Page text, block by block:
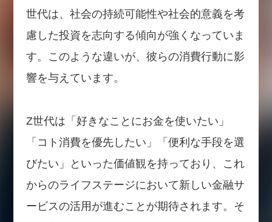
世代は、社会の持続可能性や社会的意義を考
慮した投資を志向する傾向が強くなっていま
す。このような違いが、彼らの消費行動に影
響を与えています。
Z世代は「好きなことにお金を使いたい」
「コト消費を優先したい」「便利な手段を選
びたい」といった価値観を持っており、これ
からのライフステージにおいて新しい金融サ
ービスの活用が進むことが期待されます。そ